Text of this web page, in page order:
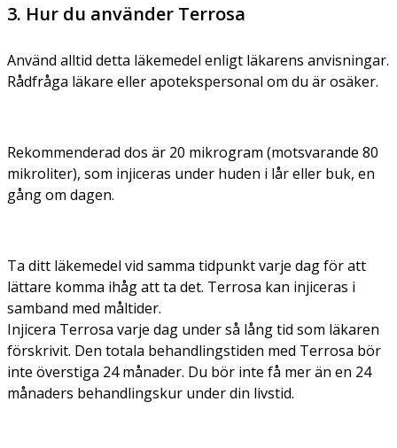
3. Hur du använder Terrosa
Använd alltid detta läkemedel enligt läkarens anvisningar.
Rådfråga läkare eller apotekspersonal om du är osäker.
Rekommenderad dos är 20 mikrogram (motsvarande 80
mikroliter), som injiceras under huden i lår eller buk, en
gång om dagen.
Ta ditt läkemedel vid samma tidpunkt varje dag för att
lättare komma ihåg att ta det. Terrosa kan injiceras i
samband med måltider.
Injicera Terrosa varje dag under så lång tid som läkaren
förskrivit. Den totala behandlingstiden med Terrosa bör
inte överstiga 24 månader. Du bör inte få mer än en 24
månaders behandlingskur under din livstid.